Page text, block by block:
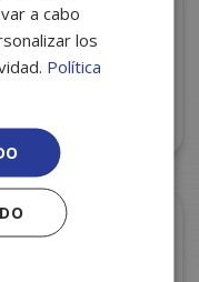
CATERING DB
a cabo
los
Política